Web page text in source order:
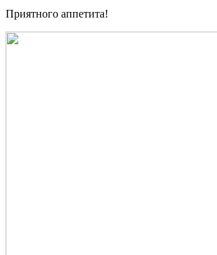
Приятного аппетита!